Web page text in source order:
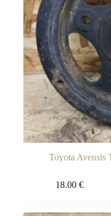
Toyota Avensis
18.00 €